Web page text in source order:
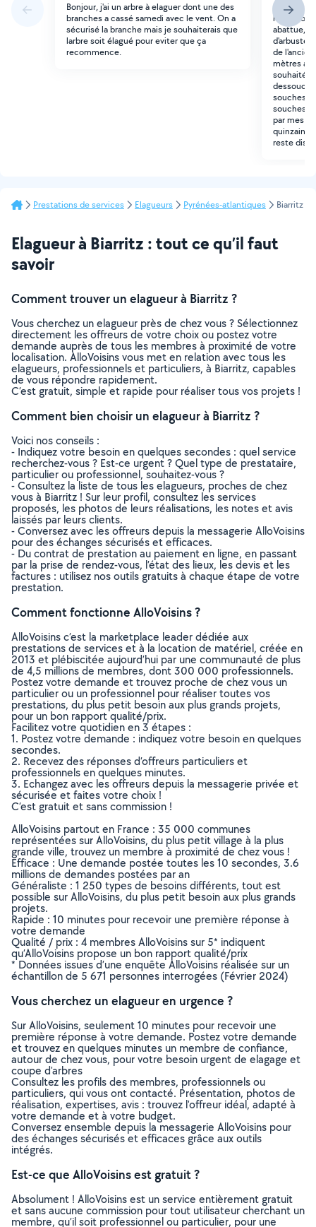
Bonjour, j'ai un arbre à elaguer dont une des
branches a cassé samedi avec le vent. On a
sécurisé la branche mais je souhaiterais que
larbre soit élagué pour eviter que ça
recommence.
Bonjour,
le
abattue,
d'arbustes
de
mètres
souches
souches
par mes
quinzaine
reste
Prestations de services Elagueurs Pyrénées-atlantiques Biarritz
Elagueur à Biarritz : tout ce qu’il faut
savoir
Comment trouver un elagueur à Biarritz ?
Vous cherchez un elagueur près de chez vous ? Sélectionnez
directement les offreurs de votre choix ou postez votre
demande auprès de tous les membres à proximité de votre
localisation. AlloVoisins vous met en relation avec tous les
elagueurs, professionnels et particuliers, à Biarritz, capables
de vous répondre rapidement.
C’est gratuit, simple et rapide pour réaliser tous vos projets !
Comment bien choisir un elagueur à Biarritz ?
Voici nos conseils :
- Indiquez votre besoin en quelques secondes : quel service
recherchez-vous ? Est-ce urgent ? Quel type de prestataire,
particulier ou professionnel, souhaitez-vous ?
- Consultez la liste de tous les elagueurs, proches de chez
vous à Biarritz ! Sur leur profil, consultez les services
proposés, les photos de leurs réalisations, les notes et avis
laissés par leurs clients.
- Conversez avec les offreurs depuis la messagerie AlloVoisins
pour des échanges sécurisés et efficaces.
- Du contrat de prestation au paiement en ligne, en passant
par la prise de rendez-vous, l’état des lieux, les devis et les
factures : utilisez nos outils gratuits à chaque étape de votre
prestation.
Comment fonctionne AlloVoisins ?
AlloVoisins c’est la marketplace leader dédiée aux
prestations de services et à la location de matériel, créée en
2013 et plébiscitée aujourd’hui par une communauté de plus
de 4,5 millions de membres, dont 300 000 professionnels.
Postez votre demande et trouvez proche de chez vous un
particulier ou un professionnel pour réaliser toutes vos
prestations, du plus petit besoin aux plus grands projets,
pour un bon rapport qualité/prix.
Facilitez votre quotidien en 3 étapes :
1. Postez votre demande : indiquez votre besoin en quelques
secondes.
2. Recevez des réponses d’offreurs particuliers et
professionnels en quelques minutes.
3. Echangez avec les offreurs depuis la messagerie privée et
sécurisée et faites votre choix !
C’est gratuit et sans commission !
AlloVoisins partout en France : 35 000 communes
représentées sur AlloVoisins, du plus petit village à la plus
grande ville, trouvez un membre à proximité de chez vous !
Efficace : Une demande postée toutes les 10 secondes, 3.6
millions de demandes postées par an
Généraliste : 1 250 types de besoins différents, tout est
possible sur AlloVoisins, du plus petit besoin aux plus grands
projets.
Rapide : 10 minutes pour recevoir une première réponse à
votre demande
Qualité / prix : 4 membres AlloVoisins sur 5* indiquent
qu’AlloVoisins propose un bon rapport qualité/prix
* Données issues d’une enquête AlloVoisins réalisée sur un
échantillon de 5 671 personnes interrogées (Février 2024)
Vous cherchez un elagueur en urgence ?
Sur AlloVoisins, seulement 10 minutes pour recevoir une
première réponse à votre demande. Postez votre demande
et trouvez en quelques minutes un membre de confiance,
autour de chez vous, pour votre besoin urgent de elagage et
coupe d'arbres
Consultez les profils des membres, professionnels ou
particuliers, qui vous ont contacté. Présentation, photos de
réalisation, expertises, avis : trouvez l'offreur idéal, adapté à
votre demande et à votre budget.
Conversez ensemble depuis la messagerie AlloVoisins pour
des échanges sécurisés et efficaces grâce aux outils
intégrés.
Est-ce que AlloVoisins est gratuit ?
Absolument ! AlloVoisins est un service entièrement gratuit
et sans aucune commission pour tout utilisateur cherchant un
membre, qu’il soit professionnel ou particulier, pour une